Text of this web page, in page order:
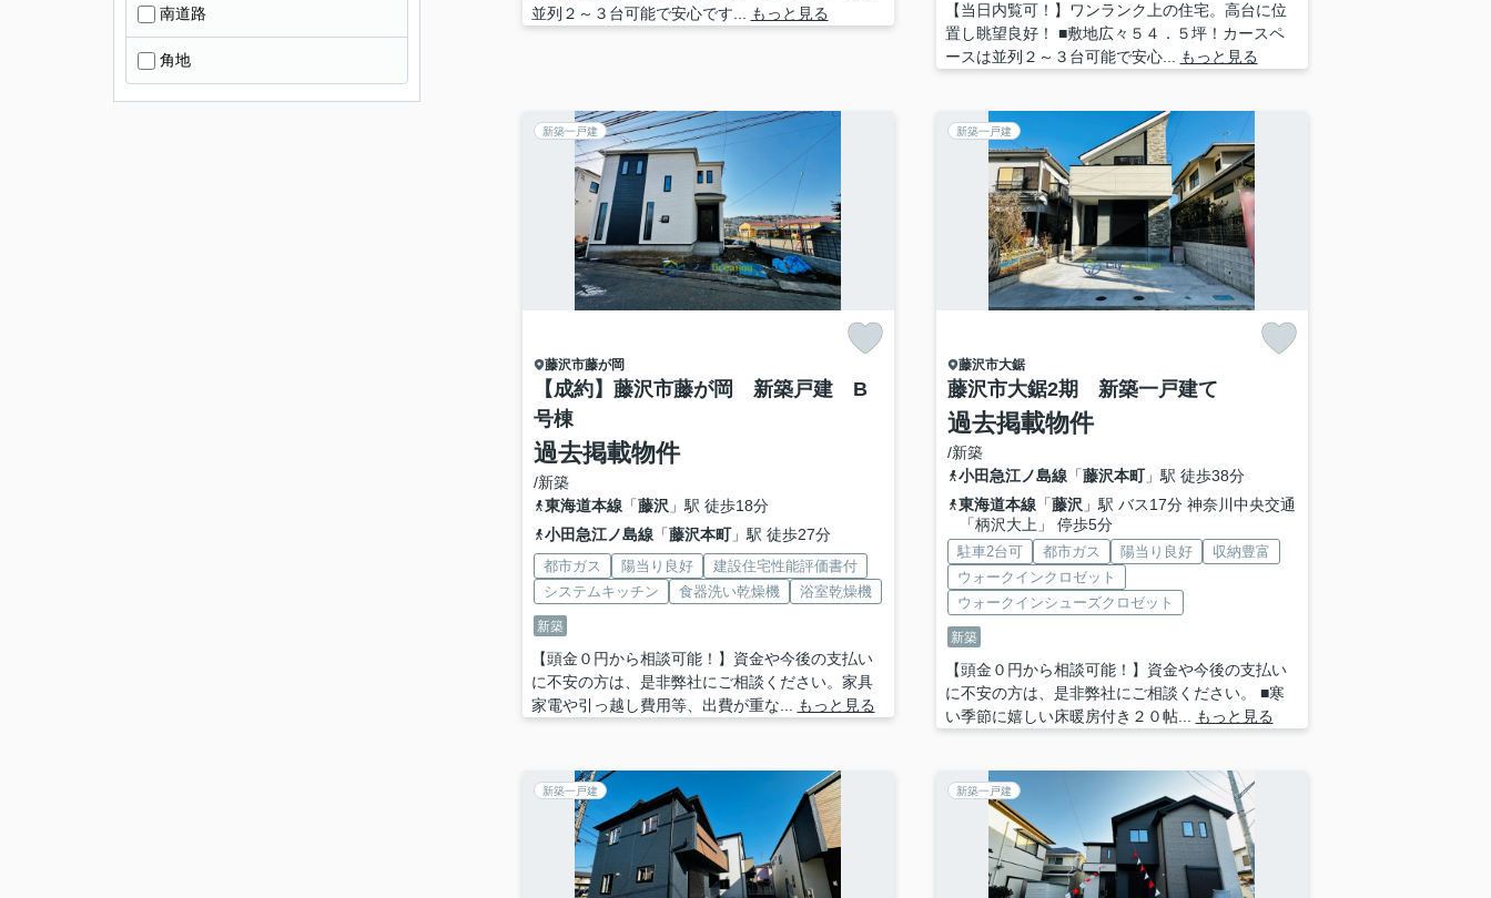
並列２～３台可能で安心です...
もっと見る
【当日内覧可！】ワンランク上の住宅。高台に位
置し眺望良好！ ■敷地広々５４．５坪！カースペ
ースは並列２～３台可能で安心...
もっと見る
新築一戸建
藤沢市藤が岡
【成約】藤沢市藤が岡 新築戸建 B
号棟
過去掲載物件
/新築
東海道本線「藤沢 」駅 徒歩18分
小田急江ノ島線「藤沢本町」駅 徒歩27分
都市ガス 陽当り良好
建設住宅性能評価書付
システムキッチン
食器洗い乾燥機 浴室乾燥機
新築
【頭金０円から相談可能！】資金や今後の支払い
に不安の方は、是非弊社にご相談ください。家具
家電や引っ越し費用等、出費が重な...
もっと見る
新築一戸建
藤沢市大鋸
藤沢市大鋸2期 新築一戸建て
過去掲載物件
/新築
小田急江ノ島線「藤沢本町」駅 徒歩38分
東海道本線「藤沢 」駅 バス17分 神奈川中央交通
「柄沢大上」 停歩5分
駐車2台可 都市ガス 陽当り良好
収納豊富
ウォークインクロゼット
ウォークインシューズクロゼット
新築
【頭金０円から相談可能！】資金や今後の支払い
に不安の方は、是非弊社にご相談ください。 ■寒
い季節に嬉しい床暖房付き２０帖...
もっと見る
新築一戸建 新築一戸建
南道路
角地